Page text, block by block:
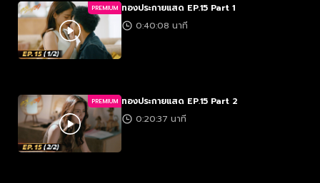
PREMIUM ทองประกายแสด EP.15 Part 1
0:40:08 นาที
PREMIUM ทองประกายแสด EP.15 Part 2
0:20:37 นาที